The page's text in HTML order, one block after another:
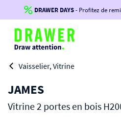
Jusqu'à-100€*sur votre
-voir conditions en
DRAWER DAYS- Profitez de
Vaisselier, Vitrine
JAMES
Vitrine 2 portes en bois